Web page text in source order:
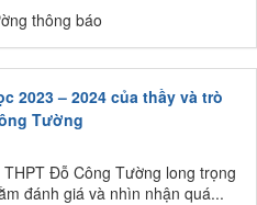
thông báo
2023 – 2024 của thầy và trò
Tường
Đỗ Công Tường long trọng
đánh giá và nhìn nhận quá...